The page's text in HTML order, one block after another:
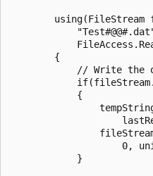
using(FileStream
        {
// Write the
            {
0,
            }